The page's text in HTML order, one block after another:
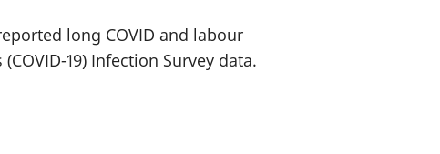
long COVID and labour
19) Infection Survey data.